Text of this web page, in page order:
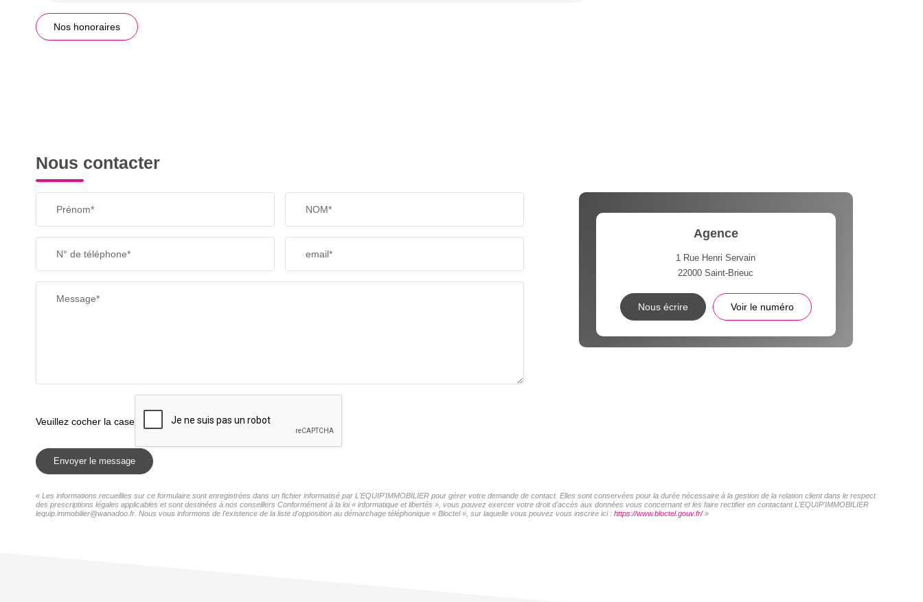
Nos honoraires
Nous contacter
Prénom* NOM*
N° de téléphone* email*
Message*
Veuillez cocher la case
Envoyer le message
Agence
1 Rue Henri Servain
22000Saint-Brieuc
Nous écrire Voir le numéro
« Les informations recueillies sur ce formulaire sont enregistrées dans un fichier informatisé par L'EQUIP'IMMOBILIER pour gérer votre demande de contact. Elles sont conservées pour la durée nécessaire à la gestion de la relation client dans le respect
des prescriptions légales applicables et sont destinées à nos conseillers Conformément à la loi « informatique et libertés », vous pouvez exercer votre droit d'accès aux données vous concernant et les faire rectifier en contactant L'EQUIP'IMMOBILIER
lequip.immobilier@wanadoo.fr. Nous vous informons de l'existence de la liste d'opposition au démarchage téléphonique « Bloctel », sur laquelle vous pouvez vous inscrire ici : https://www.bloctel.gouv.fr/»